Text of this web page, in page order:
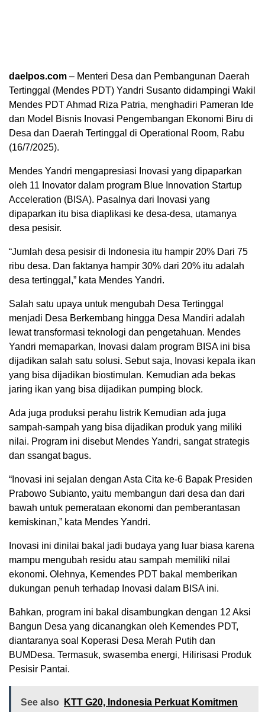
daelpos.com – Menteri Desa dan Pembangunan Daerah
Tertinggal (Mendes PDT) Yandri Susanto didampingi Wakil
Mendes PDT Ahmad Riza Patria, menghadiri Pameran Ide
dan Model Bisnis Inovasi Pengembangan Ekonomi Biru di
Desa dan Daerah Tertinggal di Operational Room, Rabu
(16/7/2025).
Mendes Yandri mengapresiasi Inovasi yang dipaparkan
oleh 11 Inovator dalam program Blue Innovation Startup
Acceleration (BISA). Pasalnya dari Inovasi yang
dipaparkan itu bisa diaplikasi ke desa-desa, utamanya
desa pesisir.
“Jumlah desa pesisir di Indonesia itu hampir 20% Dari 75
ribu desa. Dan faktanya hampir 30% dari 20% itu adalah
desa tertinggal,” kata Mendes Yandri.
Salah satu upaya untuk mengubah Desa Tertinggal
menjadi Desa Berkembang hingga Desa Mandiri adalah
lewat transformasi teknologi dan pengetahuan. Mendes
Yandri memaparkan, Inovasi dalam program BISA ini bisa
dijadikan salah satu solusi. Sebut saja, Inovasi kepala ikan
yang bisa dijadikan biostimulan. Kemudian ada bekas
jaring ikan yang bisa dijadikan pumping block.
Ada juga produksi perahu listrik Kemudian ada juga
sampah-sampah yang bisa dijadikan produk yang miliki
nilai. Program ini disebut Mendes Yandri, sangat strategis
dan ssangat bagus.
“Inovasi ini sejalan dengan Asta Cita ke-6 Bapak Presiden
Prabowo Subianto, yaitu membangun dari desa dan dari
bawah untuk pemerataan ekonomi dan pemberantasan
kemiskinan,” kata Mendes Yandri.
Inovasi ini dinilai bakal jadi budaya yang luar biasa karena
mampu mengubah residu atau sampah memiliki nilai
ekonomi. Olehnya, Kemendes PDT bakal memberikan
dukungan penuh terhadap Inovasi dalam BISA ini.
Bahkan, program ini bakal disambungkan dengan 12 Aksi
Bangun Desa yang dicanangkan oleh Kemendes PDT,
diantaranya soal Koperasi Desa Merah Putih dan
BUMDesa. Termasuk, swasemba energi, Hilirisasi Produk
Pesisir Pantai.
See also
KTT G20, Indonesia Perkuat Komitmen